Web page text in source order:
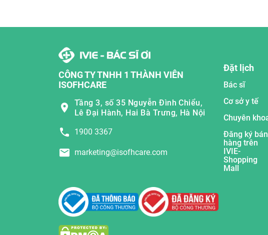
CÔNG TY TNHH 1 THÀNH VIÊN
ISOFHCARE
Tầng 3, số 35 Nguyễn Đình Chiểu,
Lê Đại Hành, Hai Bà Trưng, Hà Nội
1900 3367
marketing@isofhcare.com
Đặt lịch
Bác sĩ
Cơ sở y tế
Chuyên
Đăng ký bán
hàng trên
IVIE-
Shopping
Mall